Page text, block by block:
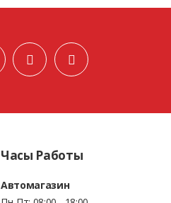
Часы Работы
Автомагазин